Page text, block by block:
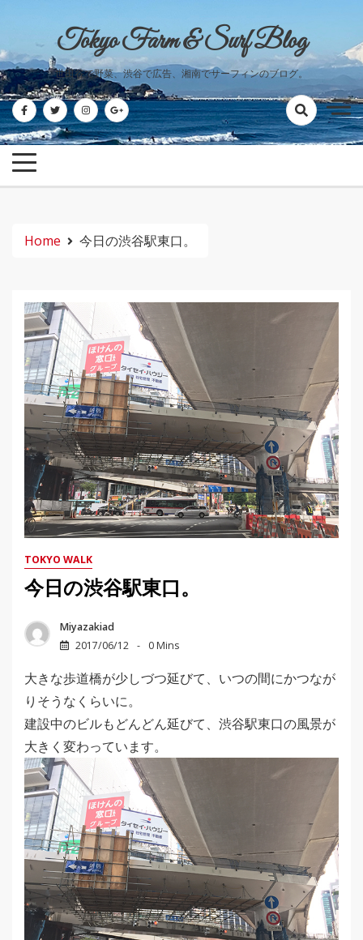
content
Tokyo Farm & Surf Blog
世田谷で野菜、渋谷で広告、湘南でサーフィンのブログ。
Home 今日の渋谷駅東口。
TOKYO WALK
今日の渋谷駅東口。
Miyazakiad
2017/06/12
0 Mins
大きな歩道橋が少しづつ延びて、いつの間にかつなが
りそうなくらいに。
建設中のビルもどんどん延びて、渋谷駅東口の風景が
大きく変わっています。